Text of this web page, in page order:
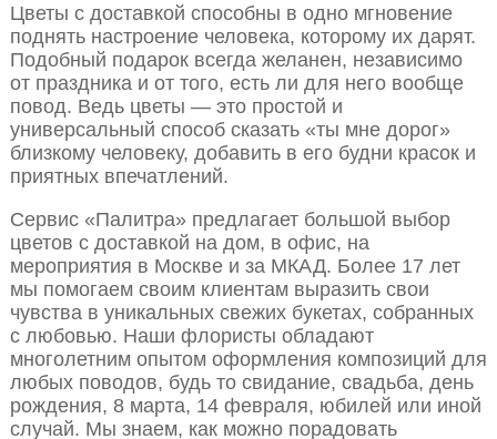
Цветы с доставкой способны в одно мгновение
поднять настроение человека, которому их дарят.
Подобный подарок всегда желанен, независимо
от праздника и от того, есть ли для него вообще
повод. Ведь цветы — это простой и
универсальный способ сказать «ты мне дорог»
близкому человеку, добавить в его будни красок и
приятных впечатлений.
Сервис «Палитра» предлагает большой выбор
цветов с доставкой на дом, в офис, на
мероприятия в Москве и за МКАД. Более 17 лет
мы помогаем своим клиентам выразить свои
чувства в уникальных свежих букетах, собранных
с любовью. Наши флористы обладают
многолетним опытом оформления композиций для
любых поводов, будь то свидание, свадьба, день
рождения, 8 марта, 14 февраля, юбилей или иной
случай. Мы знаем, как можно порадовать